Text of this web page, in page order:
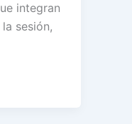
integran
sesión,